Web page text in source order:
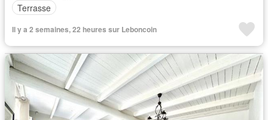
Terrasse
Il y a 2 semaines, 22 heures sur Leboncoin